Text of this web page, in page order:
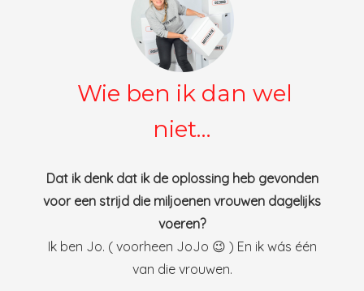
Wie ben ik dan wel
niet…
Dat ik denk dat ik de oplossing heb gevonden
voor een strijd die miljoenen vrouwen dagelijks
voeren?
Ik ben Jo. ( voorheen JoJo 😉 ) En ik wás één
van die vrouwen.